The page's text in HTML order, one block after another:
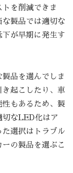
を削減できま
製品では適切な
が早期に発生す
品を選んでしま
き起こしたり、車
もあるため、製
切なLED化はア
選択はトラブル
の製品を選ぶこ